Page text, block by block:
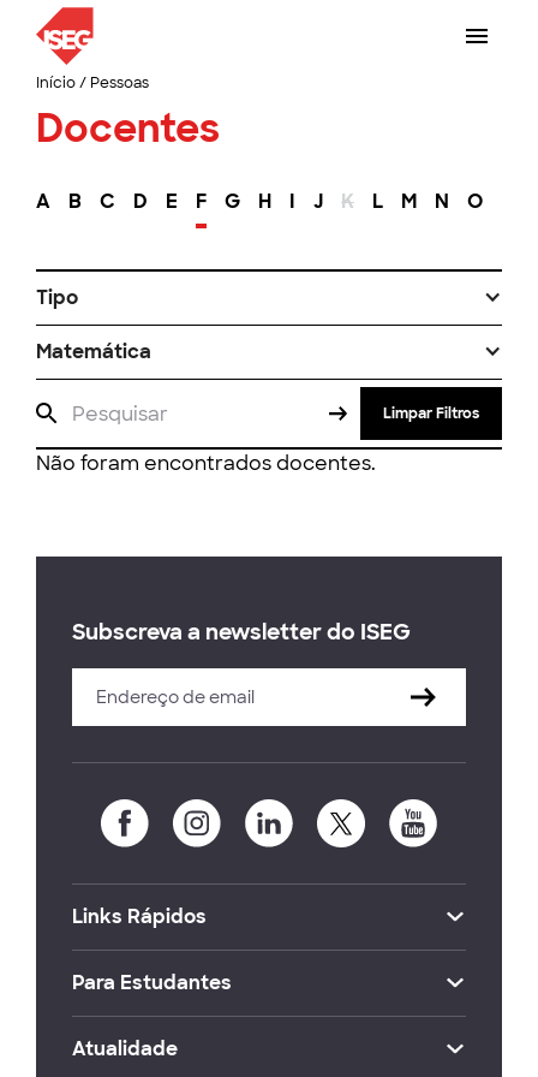
Início/ Pessoas
Docentes
A B C D E F G H I J K L M N O
Tipo
Matemática
Limpar Filtros
Não foram encontrados docentes.
Subscreva a newsletter do ISEG
Links Rápidos
Para Estudantes
Atualidade